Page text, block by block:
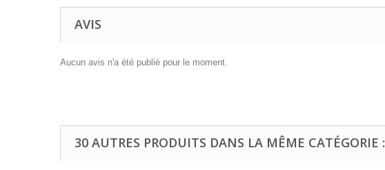
AVIS
Aucun avis n'a été publié pour le moment.
30 AUTRES PRODUITS DANS LA MÊME CATÉGORIE :